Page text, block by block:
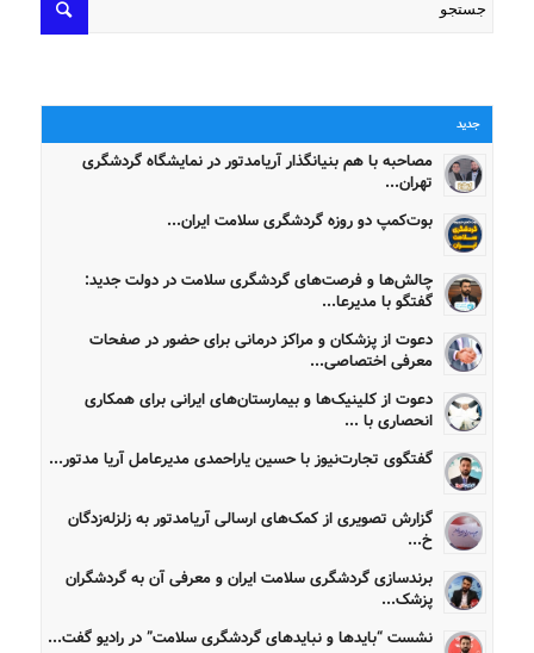
جدید
مصاحبه با هم بنیانگذار آریامدتور در نمایشگاه گردشگری
تهران...
بوت‌کمپ دو روزه گردشگری سلامت ایران...
چالش‌ها و فرصت‌های گردشگری سلامت در دولت جدید:
گفتگو با مدیرعا...
دعوت از پزشکان و مراکز درمانی برای حضور در صفحات
معرفی اختصاصی...
دعوت از کلینیک‌ها و بیمارستان‌های ایرانی برای همکاری
انحصاری با ...
گفتگوی تجارت‌نیوز با حسین یاراحمدی مدیرعامل آریا مدتور...
گزارش تصویری از کمک‌های ارسالی آریامدتور به زلزله‌زدگان
خ...
برندسازی گردشگری سلامت ایران و معرفی آن به گردشگران
پزشک...
نشست “بایدها و نبایدهای گردشگری سلامت” در رادیو گفت...